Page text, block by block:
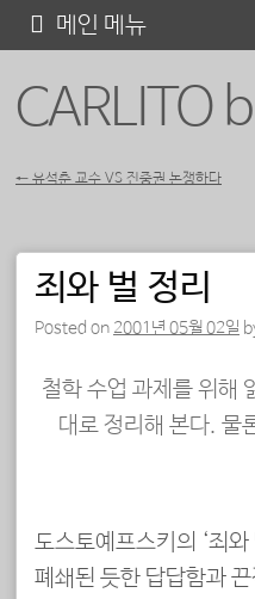
CARLITO
메인 메뉴
텐
← 유석춘 교수 VS 진중권 논쟁하다
죄와 벌 정리
Posted on 2001년 05월 02일
철학 수업 과제를 위해
대로 정리해 본다. 물
도스토예프스키의 ‘죄
폐쇄된 듯한 답답함과